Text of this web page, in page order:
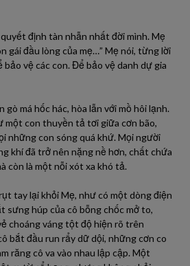
định tàn nhẫn nhất đời mình. Mẹ
gái đầu lòng của mẹ…” Mẹ nói, từng lời
vệ các con. Để bảo vệ danh dự gia
má hốc hác, hòa lẫn với mồ hôi lạnh.
một con thuyền tả tơi giữa cơn bão,
những con sóng quá khứ. Mọi người
khí đã trở nên nặng nề hơn, chất chứa
còn là một nỗi xót xa khó tả.
tay lại khỏi Mẹ, như có một dòng điện
sưng húp của cô bỗng chốc mở to,
choáng váng tột độ hiện rõ trên
bắt đầu run rẩy dữ dội, những cơn co
răng cô va vào nhau lập cập. Một